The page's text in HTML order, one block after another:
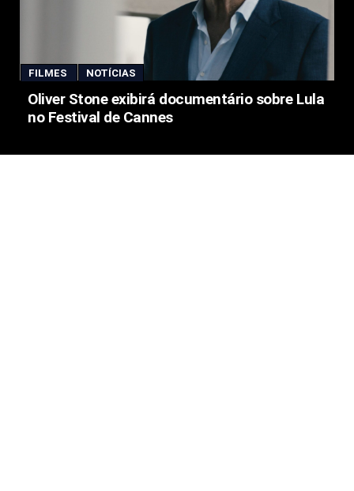
FILMES NOTÍCIAS
Oliver Stone exibirá documentário sobre Lula
no Festival de Cannes